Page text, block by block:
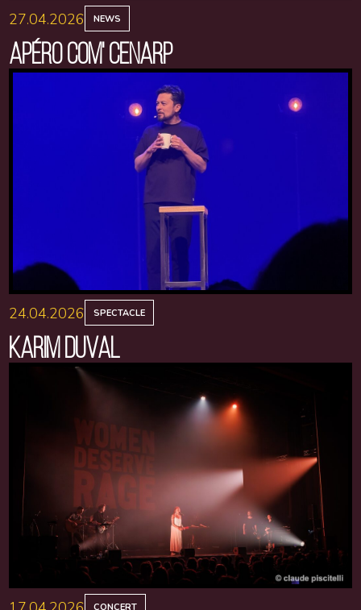
27.04.2026 NEWS
APÉRO COM' CENARP
24.04.2026 SPECTACLE
KARIM DUVAL
CONCERT